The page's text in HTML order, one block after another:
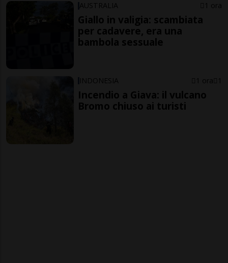
AUSTRALIA 1 ora
Giallo in valigia: scambiata
per cadavere, era una
bambola sessuale
INDONESIA 1 ora 1
Incendio a Giava: il vulcano
Bromo chiuso ai turisti